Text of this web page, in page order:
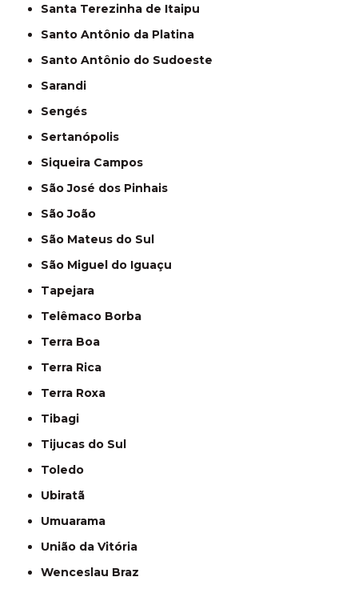
Santa Terezinha de Itaipu
Santo Antônio da Platina
Santo Antônio do Sudoeste
Sarandi
Sengés
Sertanópolis
Siqueira Campos
São José dos Pinhais
São João
São Mateus do Sul
São Miguel do Iguaçu
Tapejara
Telêmaco Borba
Terra Boa
Terra Rica
Terra Roxa
Tibagi
Tijucas do Sul
Toledo
Ubiratã
Umuarama
União da Vitória
Wenceslau Braz